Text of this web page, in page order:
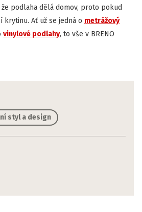
že podlaha dělá domov, proto pokud
krytinu. Ať už se jedná o metrážový
vinylové podlahy, to vše v BRENO
styl a design